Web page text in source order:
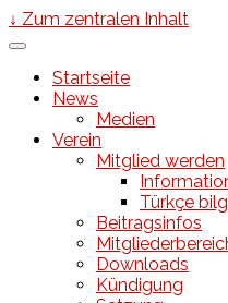
↓ Zum zentralen Inhalt
Startseite
News
Medien
Verein
Mitglied werden
Türkçe
Beitragsinfos
Downloads
Kündigung